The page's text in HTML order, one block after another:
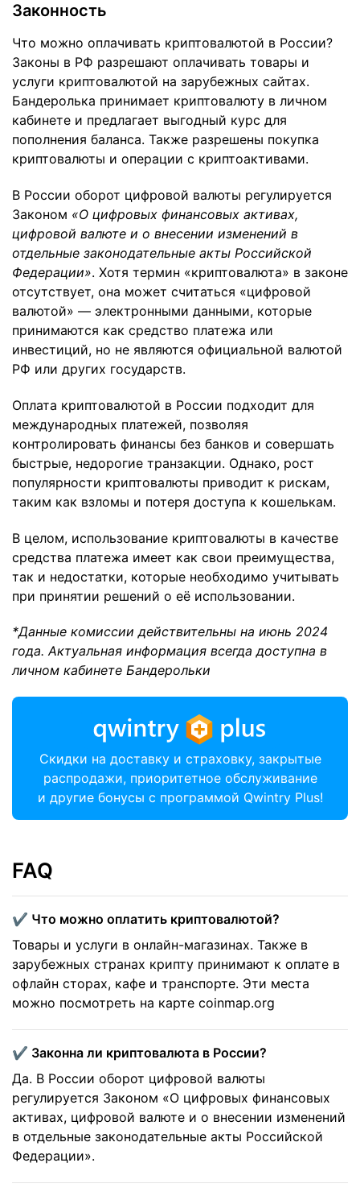
Законность
Что можно оплачивать криптовалютой в России?
Законы в РФ разрешают оплачивать товары и
услуги криптовалютой на зарубежных сайтах.
Бандеролька принимает криптовалюту в личном
кабинете и предлагает выгодный курс для
пополнения баланса. Также разрешены покупка
криптовалюты и операции с криптоактивами.
В России оборот цифровой валюты регулируется
Законом «О цифровых финансовых активах,
цифровой валюте и о внесении изменений в
отдельные законодательные акты Российской
Федерации». Хотя термин «криптовалюта» в законе
отсутствует, она может считаться «цифровой
валютой» — электронными данными, которые
принимаются как средство платежа или
инвестиций, но не являются официальной валютой
РФ или других государств.
Оплата криптовалютой в России подходит для
международных платежей, позволяя
контролировать финансы без банков и совершать
быстрые, недорогие транзакции. Однако, рост
популярности криптовалюты приводит к рискам,
таким как взломы и потеря доступа к кошелькам.
В целом, использование криптовалюты в качестве
средства платежа имеет как свои преимущества,
так и недостатки, которые необходимо учитывать
при принятии решений о её использовании.
*Данные комиссии действительны на июнь 2024
года. Актуальная информация всегда доступна в
личном кабинете Бандерольки
Скидки на доставку и страховку, закрытые
распродажи, приоритетное обслуживание
и другие бонусы с программой Qwintry Plus!
FAQ
✔️ Что можно оплатить криптовалютой?
Товары и услуги в онлайн-магазинах. Также в
зарубежных странах крипту принимают к оплате в
офлайн сторах, кафе и транспорте. Эти места
можно посмотреть на карте coinmap.org
✔️ Законна ли криптовалюта в России?
Да. В России оборот цифровой валюты
регулируется Законом «О цифровых финансовых
активах, цифровой валюте и о внесении изменений
в отдельные законодательные акты Российской
Федерации».